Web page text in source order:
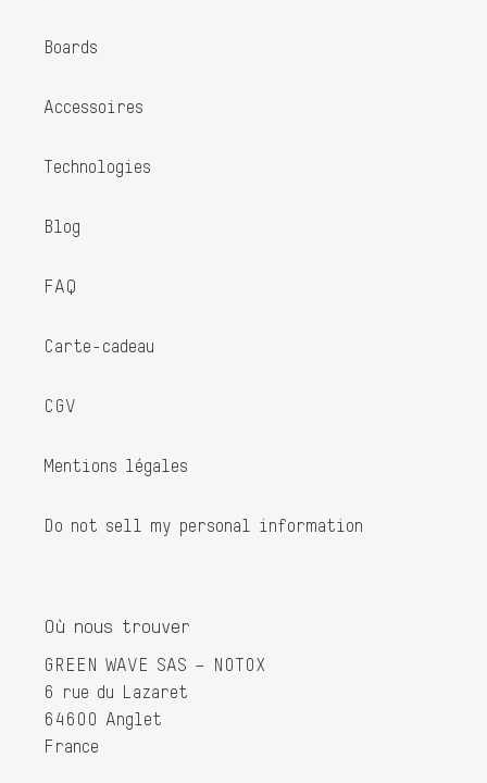
Boards
Accessoires
Technologies
Blog
FAQ
Carte-cadeau
CGV
Mentions légales
Do not sell my personal information
Où nous trouver
GREEN WAVE SAS – NOTOX
6 rue du Lazaret
64600 Anglet
France